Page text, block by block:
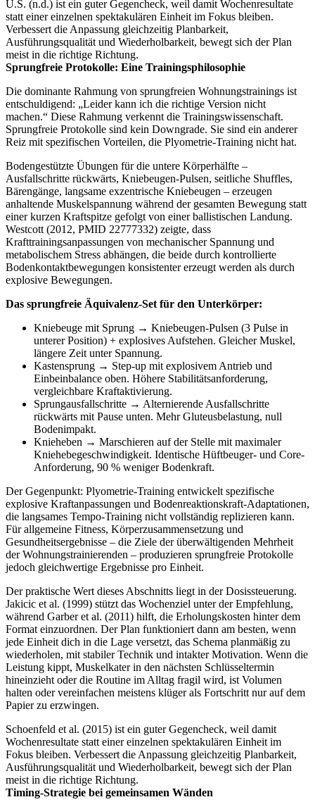
U.S. (n.d.) ist ein guter Gegencheck, weil damit Wochenresultate
statt einer einzelnen spektakulären Einheit im Fokus bleiben.
Verbessert die Anpassung gleichzeitig Planbarkeit,
Ausführungsqualität und Wiederholbarkeit, bewegt sich der Plan
meist in die richtige Richtung.
Sprungfreie Protokolle: Eine Trainingsphilosophie
Die dominante Rahmung von sprungfreien Wohnungstrainings ist
entschuldigend: „Leider kann ich die richtige Version nicht
machen.“ Diese Rahmung verkennt die Trainingswissenschaft.
Sprungfreie Protokolle sind kein Downgrade. Sie sind ein anderer
Reiz mit spezifischen Vorteilen, die Plyometrie-Training nicht hat.
Bodengestützte Übungen für die untere Körperhälfte –
Ausfallschritte rückwärts, Kniebeugen-Pulsen, seitliche Shuffles,
Bärengänge, langsame exzentrische Kniebeugen – erzeugen
anhaltende Muskelspannung während der gesamten Bewegung statt
einer kurzen Kraftspitze gefolgt von einer ballistischen Landung.
Westcott (2012, PMID 22777332) zeigte, dass
Krafttrainingsanpassungen von mechanischer Spannung und
metabolischem Stress abhängen, die beide durch kontrollierte
Bodenkontaktbewegungen konsistenter erzeugt werden als durch
explosive Bewegungen.
Das sprungfreie Äquivalenz-Set für den Unterkörper:
Kniebeuge mit Sprung → Kniebeugen-Pulsen (3 Pulse in
unterer Position) + explosives Aufstehen. Gleicher Muskel,
längere Zeit unter Spannung.
Kastensprung → Step-up mit explosivem Antrieb und
Einbeinbalance oben. Höhere Stabilitätsanforderung,
vergleichbare Kraftaktivierung.
Sprungausfallschritte → Alternierende Ausfallschritte
rückwärts mit Pause unten. Mehr Gluteusbelastung, null
Bodenimpakt.
Knieheben → Marschieren auf der Stelle mit maximaler
Kniehebegeschwindigkeit. Identische Hüftbeuger- und Core-
Anforderung, 90 % weniger Bodenkraft.
Der Gegenpunkt: Plyometrie-Training entwickelt spezifische
explosive Kraftanpassungen und Bodenreaktionskraft-Adaptationen,
die langsames Tempo-Training nicht vollständig replizieren kann.
Für allgemeine Fitness, Körperzusammensetzung und
Gesundheitsergebnisse – die Ziele der überwältigenden Mehrheit
der Wohnungstrainierenden – produzieren sprungfreie Protokolle
jedoch gleichwertige Ergebnisse pro Einheit.
Der praktische Wert dieses Abschnitts liegt in der Dosissteuerung.
Jakicic et al. (1999) stützt das Wochenziel unter der Empfehlung,
während Garber et al. (2011) hilft, die Erholungskosten hinter dem
Format einzuordnen. Der Plan funktioniert dann am besten, wenn
jede Einheit dich in die Lage versetzt, das Schema planmäßig zu
wiederholen, mit stabiler Technik und intakter Motivation. Wenn die
Leistung kippt, Muskelkater in den nächsten Schlüsseltermin
hineinzieht oder die Routine im Alltag fragil wird, ist Volumen
halten oder vereinfachen meistens klüger als Fortschritt nur auf dem
Papier zu erzwingen.
Schoenfeld et al. (2015) ist ein guter Gegencheck, weil damit
Wochenresultate statt einer einzelnen spektakulären Einheit im
Fokus bleiben. Verbessert die Anpassung gleichzeitig Planbarkeit,
Ausführungsqualität und Wiederholbarkeit, bewegt sich der Plan
meist in die richtige Richtung.
Timing-Strategie bei gemeinsamen Wänden